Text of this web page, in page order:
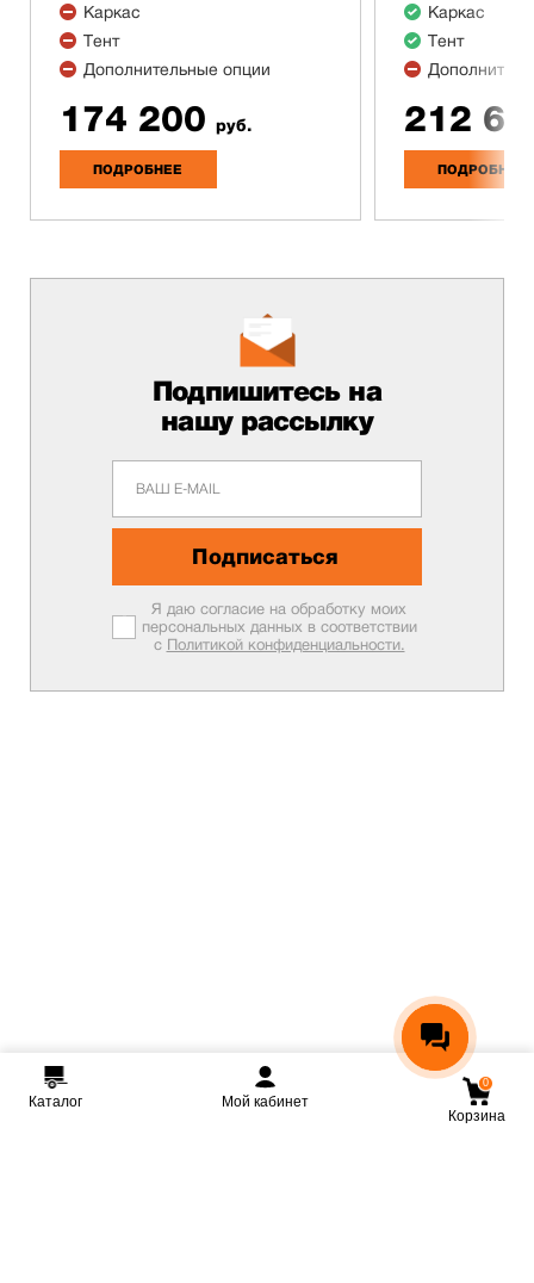
Каркас
Тент
Дополнительные опции
174 200 руб.
ПОДРОБНЕЕ
Каркас
Тент
212
ПОДРОБНЕЕ
Подпишитесь на
нашу рассылку
Подписаться
Я даю согласие на обработку моих
персональных данных в соответствии
с Политикой конфиденциальности.
Каталог Мой кабинет
0
Корзина